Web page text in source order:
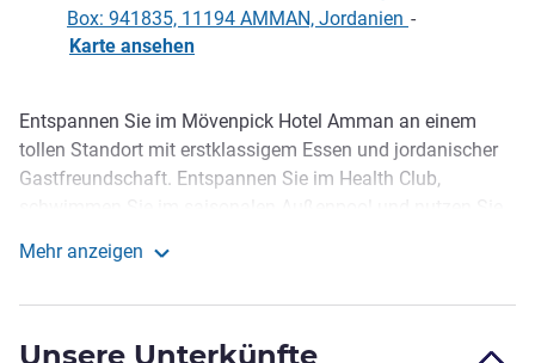
Box: 941835, 11194 AMMAN, Jordanien -
Karte ansehen
Beschreibung
Entspannen Sie im Mövenpick Hotel Amman an einem
tollen Standort mit erstklassigem Essen und jordanischer
Gastfreundschaft. Entspannen Sie im Health Club,
Suiten und der Executive Lounge. Für Tagungen und
zu 1.200 Gäste. Der Pool ist vom 1. Oktober bis zum 1. Mai
Mehr anzeigen
Unsere Unterkünfte